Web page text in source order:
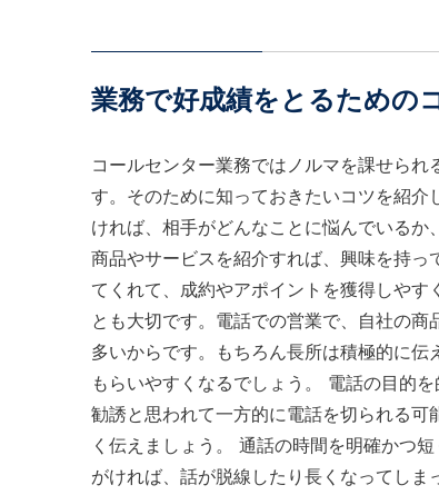
業務で好成績をとるための
コールセンター業務ではノルマを課せら
す。そのために知っておきたいコツを紹
ければ、相手がどんなことに悩んでいる
商品やサービスを紹介すれば、興味を持
てくれて、成約やアポイントを獲得しや
とも大切です。電話での営業で、自社の
多いからです。もちろん長所は積極的に
もらいやすくなるでしょう。 電話の目的
勧誘と思われて一方的に電話を切られる
く伝えましょう。 通話の時間を明確かつ
がければ、話が脱線したり長くなってし